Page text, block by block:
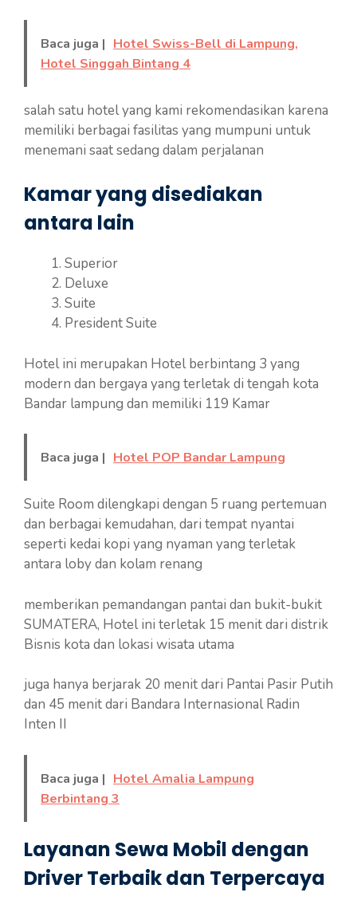
Baca juga | Hotel Swiss-Bell di Lampung,
Hotel Singgah Bintang 4
salah satu hotel yang kami rekomendasikan karena
memiliki berbagai fasilitas yang mumpuni untuk
menemani saat sedang dalam perjalanan
Kamar yang disediakan
antara lain
Superior
Deluxe
Suite
President Suite
Hotel ini merupakan Hotel berbintang 3 yang
modern dan bergaya yang terletak di tengah kota
Bandar lampung dan memiliki 119 Kamar
Baca juga | Hotel POP Bandar Lampung
Suite Room dilengkapi dengan 5 ruang pertemuan
dan berbagai kemudahan, dari tempat nyantai
seperti kedai kopi yang nyaman yang terletak
antara loby dan kolam renang
memberikan pemandangan pantai dan bukit-bukit
SUMATERA, Hotel ini terletak 15 menit dari distrik
Bisnis kota dan lokasi wisata utama
juga hanya berjarak 20 menit dari Pantai Pasir Putih
dan 45 menit dari Bandara Internasional Radin
Inten II
Baca juga | Hotel Amalia Lampung
Berbintang 3
Layanan Sewa Mobil dengan
Driver Terbaik dan Terpercaya